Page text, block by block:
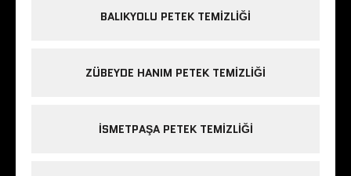
BALIKYOLU PETEK TEMIZLIĞI
ZÜBEYDE HANIM PETEK TEMIZLIĞI
ISMETPAŞA PETEK TEMIZLIĞI